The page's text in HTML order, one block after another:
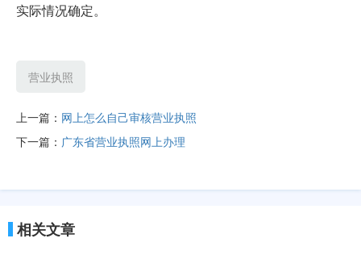
实际情况确定。
营业执照
上一篇： 网上怎么自己审核营业执照
下一篇： 广东省营业执照网上办理
相关文章